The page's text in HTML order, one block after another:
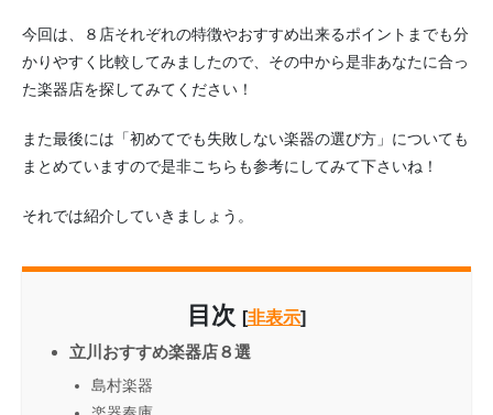
今回は、８店それぞれの特徴やおすすめ出来るポイントまでも分
かりやすく比較してみましたので、その中から是非あなたに合っ
た楽器店を探してみてください！
また最後には「初めてでも失敗しない楽器の選び方」についても
まとめていますので是非こちらも参考にしてみて下さいね！
それでは紹介していきましょう。
目次 [非表示]
立川おすすめ楽器店８選
島村楽器